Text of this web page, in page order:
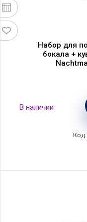
Набор для
бокала +